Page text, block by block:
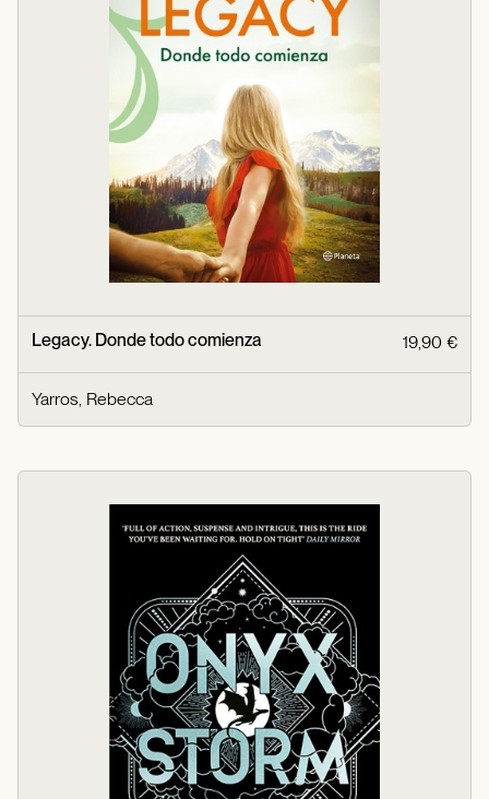
Legacy. Donde todo comienza 19,90 €
Yarros, Rebecca